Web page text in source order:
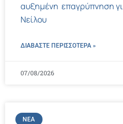
αυξημένη επαγρύπνηση
Νείλου
ΔΙΑΒΑΣΤΕ ΠΕΡΙΣΣΌΤΕΡΑ »
07/08/2026
ΝΈΑ